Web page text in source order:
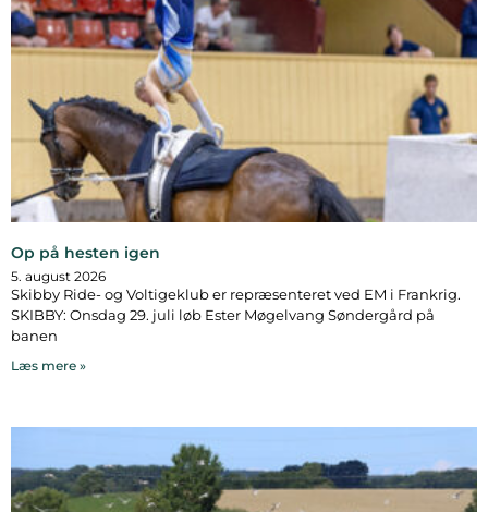
Op på hesten igen
5. august 2026
Skibby Ride- og Voltigeklub er repræsenteret ved EM i Frankrig.
SKIBBY: Onsdag 29. juli løb Ester Møgelvang Søndergård på
banen
Læs mere »